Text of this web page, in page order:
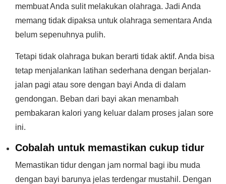
membuat Anda sulit melakukan olahraga. Jadi Anda
memang tidak dipaksa untuk olahraga sementara Anda
belum sepenuhnya pulih.
Tetapi tidak olahraga bukan berarti tidak aktif. Anda bisa
tetap menjalankan latihan sederhana dengan berjalan-
jalan pagi atau sore dengan bayi Anda di dalam
gendongan. Beban dari bayi akan menambah
pembakaran kalori yang keluar dalam proses jalan sore
ini.
Cobalah untuk memastikan cukup tidur
Memastikan tidur dengan jam normal bagi ibu muda
dengan bayi barunya jelas terdengar mustahil. Dengan